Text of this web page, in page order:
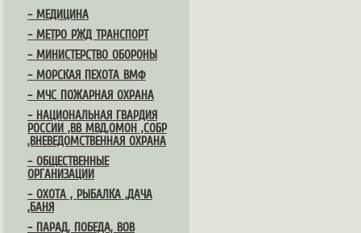
– МЕДИЦИНА
– МЕТРО РЖД ТРАНСПОРТ
– МИНИСТЕРСТВО ОБОРОНЫ
– МОРСКАЯ ПЕХОТА ВМФ
– МЧС ПОЖАРНАЯ ОХРАНА
– НАЦИОНАЛЬНАЯ ГВАРДИЯ
РОССИИ ,ВВ МВД,ОМОН ,СОБР
,ВНЕВЕДОМСТВЕННАЯ ОХРАНА
– ОБЩЕСТВЕННЫЕ
ОРГАНИЗАЦИИ
– ОХОТА , РЫБАЛКА ,ДАЧА
,БАНЯ
– ПАРАД, ПОБЕДА, ВОВ